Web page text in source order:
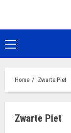
de
inhoudPrimair
menu
Home Zwarte Piet
Zwarte Piet